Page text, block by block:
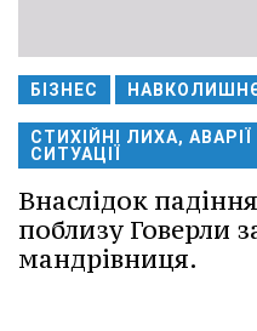
БІЗНЕС
СТИХІЙНІ ЛИХА,
СИТУАЦІЇ
Внаслідок
поблизу Говерли
мандрівниця.